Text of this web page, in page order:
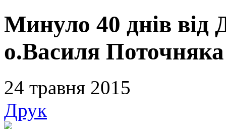
Минуло 40 днів від
о.Василя Поточняка
24 травня 2015
Друк